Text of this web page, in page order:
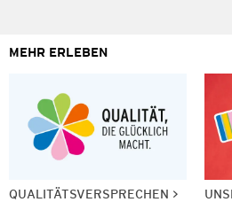
MEHR ERLEBEN
QUALITÄTSVERSPRECHEN